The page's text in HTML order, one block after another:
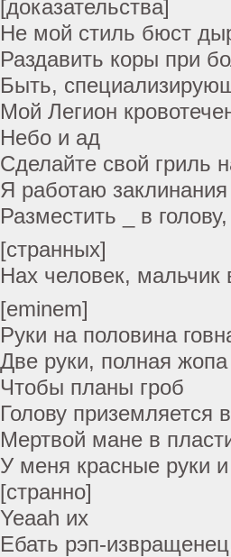
[доказательства]
Не мой стиль бюст
Раздавить коры при
Быть,
Мой Легион
Небо и ад
Сделайте свой гриль
Я работаю заклинания
Разместить _ в
[странных]
Нах человек,
[eminem]
Руки на половина
Две руки, полная
Чтобы планы гроб
Голову приземляется
Мертвой мане в
У меня красные руки
[странно]
Yeaah их
Ебать рэп-